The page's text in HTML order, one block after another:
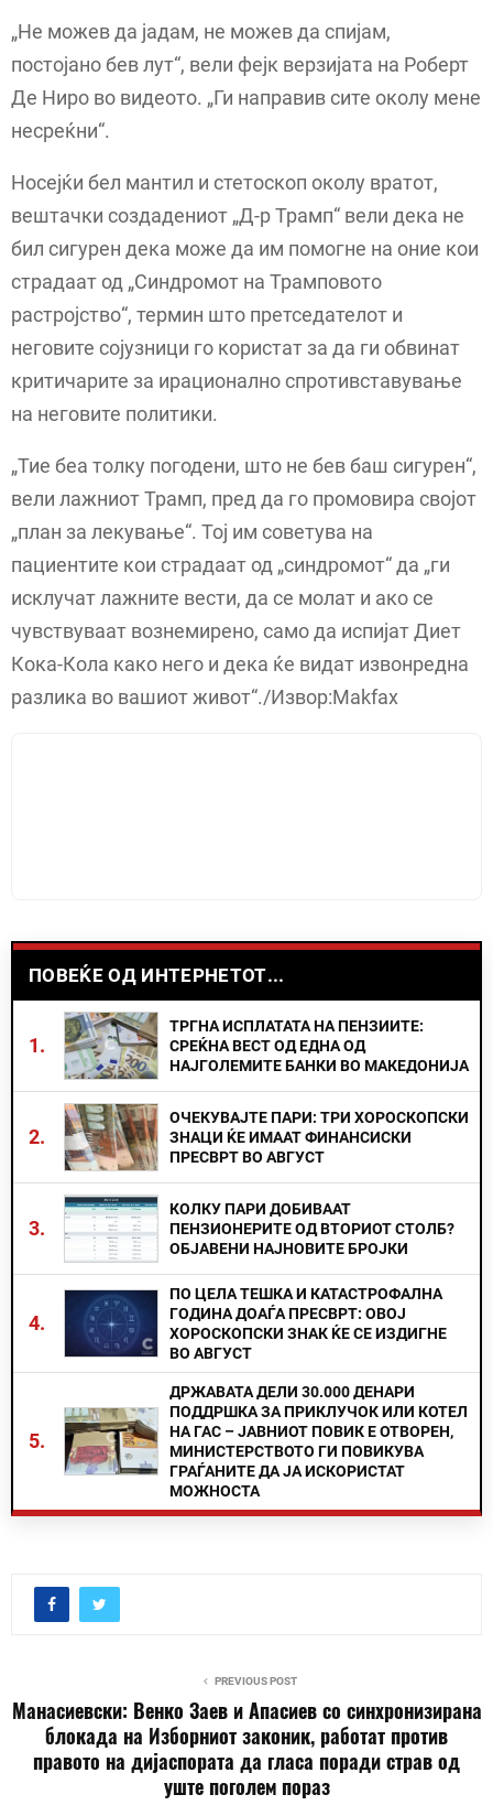
„Не можев да јадам, не можев да спијам,
постојано бев лут“, вели фејк верзијата на Роберт
Де Ниро во видеото. „Ги направив сите околу мене
несреќни“.
Носејќи бел мантил и стетоскоп околу вратот,
вештачки создадениот „Д-р Трамп“ вели дека не
бил сигурен дека може да им помогне на оние кои
страдаат од „Синдромот на Трамповото
растројство“, термин што претседателот и
неговите сојузници го користат за да ги обвинат
критичарите за ирационално спротивставување
на неговите политики.
„Тие беа толку погодени, што не бев баш сигурен“,
вели лажниот Трамп, пред да го промовира својот
„план за лекување“. Тој им советува на
пациентите кои страдаат од „синдромот“ да „ги
исклучат лажните вести, да се молат и ако се
чувствуваат вознемирено, само да испијат Диет
Кока-Кола како него и дека ќе видат извонредна
разлика во вашиот живот“./Извор:Makfax
ПОВЕЌЕ ОД ИНТЕРНЕТОТ...
1.
ТРГНА ИСПЛАТАТА НА ПЕНЗИИТЕ:
СРЕЌНА ВЕСТ ОД ЕДНА ОД
НАЈГОЛЕМИТЕ БАНКИ ВО МАКЕДОНИЈА
2.
ОЧЕКУВАЈТЕ ПАРИ: ТРИ ХОРОСКОПСКИ
ЗНАЦИ ЌЕ ИМААТ ФИНАНСИСКИ
ПРЕСВРТ ВО АВГУСТ
3.
КОЛКУ ПАРИ ДОБИВААТ
ПЕНЗИОНЕРИТЕ ОД ВТОРИОТ СТОЛБ?
ОБЈАВЕНИ НАЈНОВИТЕ БРОЈКИ
4.
ПО ЦЕЛА ТЕШКА И КАТАСТРОФАЛНА
ГОДИНА ДОАЃА ПРЕСВРТ: ОВОЈ
ХОРОСКОПСКИ ЗНАК ЌЕ СЕ ИЗДИГНЕ
ВО АВГУСТ
5.
ДРЖАВАТА ДЕЛИ 30.000 ДЕНАРИ
ПОДДРШКА ЗА ПРИКЛУЧОК ИЛИ КОТЕЛ
НА ГАС – ЈАВНИОТ ПОВИК Е ОТВОРЕН,
МИНИСТЕРСТВОТО ГИ ПОВИКУВА
ГРАЃАНИТЕ ДА ЈА ИСКОРИСТАТ
МОЖНОСТА
PREVIOUS POST
Манасиевски: Венко Заев и Апасиев со синхронизирана
блокада на Изборниот законик, работат против
правото на дијаспората да гласа поради страв од
уште поголем пораз